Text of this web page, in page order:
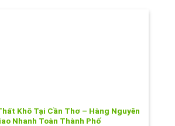
Khô Tại Cần Thơ – Hàng Nguyên
Nhanh Toàn Thành Phố